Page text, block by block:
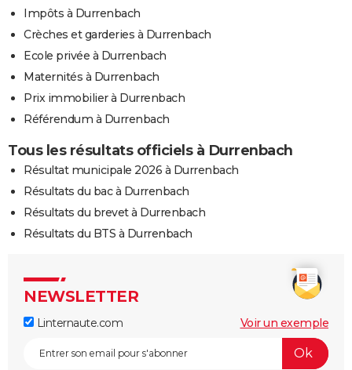
Impôts à Durrenbach
Crèches et garderies à Durrenbach
Ecole privée à Durrenbach
Maternités à Durrenbach
Prix immobilier à Durrenbach
Référendum à Durrenbach
Tous les résultats officiels à Durrenbach
Résultat municipale 2026 à Durrenbach
Résultats du bac à Durrenbach
Résultats du brevet à Durrenbach
Résultats du BTS à Durrenbach
NEWSLETTER
Linternaute.com Voir un exemple